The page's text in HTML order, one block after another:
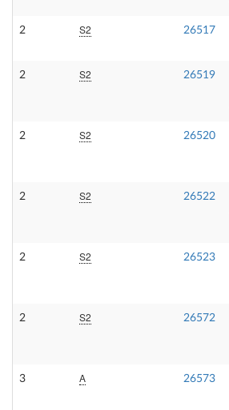
2 S2 26517
2 S2 26519
2 S2 26520
2 S2 26522
2 S2 26523
2 S2 26572
3 A 26573